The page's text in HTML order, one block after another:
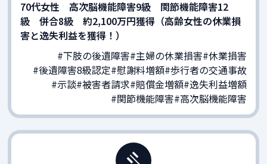
70代女性 高次脳機能障害9級 関節機能障害12
級 併合8級 約2,100万円獲得（高齢女性の休業損
害と逸失利益を獲得！）
#下肢の後遺障害#主婦の休業損害#休業損害
#後遺障害8級認定#慰謝料増額#歩行者の交通事故
#示談#被害者請求#賠償金増額#逸失利益増額
#関節機能障害#高次脳機能障害